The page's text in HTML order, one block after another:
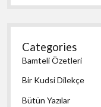
Categories
Bamteli Özetleri
Bir Kudsi Dilekçe
Bütün Yazılar